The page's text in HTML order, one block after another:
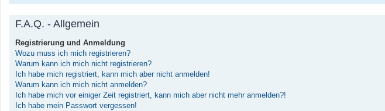
F.A.Q. - Allgemein
Registrierung und Anmeldung
Wozu muss ich mich registrieren?
Warum kann ich mich nicht registrieren?
Ich habe mich registriert, kann mich aber nicht anmelden!
Warum kann ich mich nicht anmelden?
Ich habe mich vor einiger Zeit registriert, kann mich aber nicht mehr anmelden?!
Ich habe mein Passwort vergessen!